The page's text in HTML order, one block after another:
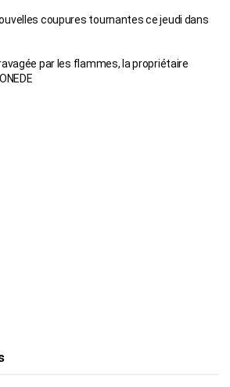
coupures tournantes ce jeudi dans
par les flammes, la propriétaire